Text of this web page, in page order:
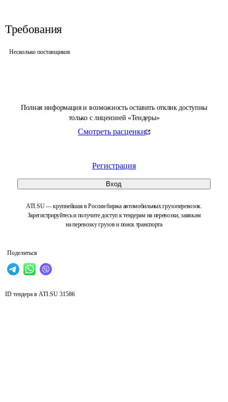
Полная информация и возможность оставить отклик доступны
только с лицензией «Тендеры»
Смотреть расценки
Регистрация
Вход
ATI.SU — крупнейшая в России биржа автомобильных грузоперевозок.
Зарегистрируйтесь и получите доступ к тендерам на перевозки, заявкам
на перевозку грузов и поиск транспорта
Поделиться
Требования
Несколько поставщиков
ID тендера в ATI.SU 31586